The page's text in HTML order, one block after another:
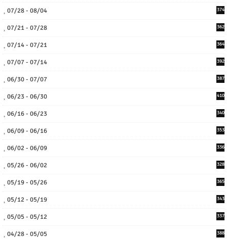
07/28 - 08/04 374
07/21 - 07/28 362
07/14 - 07/21 364
07/07 - 07/14 392
06/30 - 07/07 387
06/23 - 06/30 410
06/16 - 06/23 340
06/09 - 06/16 353
06/02 - 06/09 336
05/26 - 06/02 328
05/19 - 05/26 365
05/12 - 05/19 343
05/05 - 05/12 337
04/28 - 05/05 388